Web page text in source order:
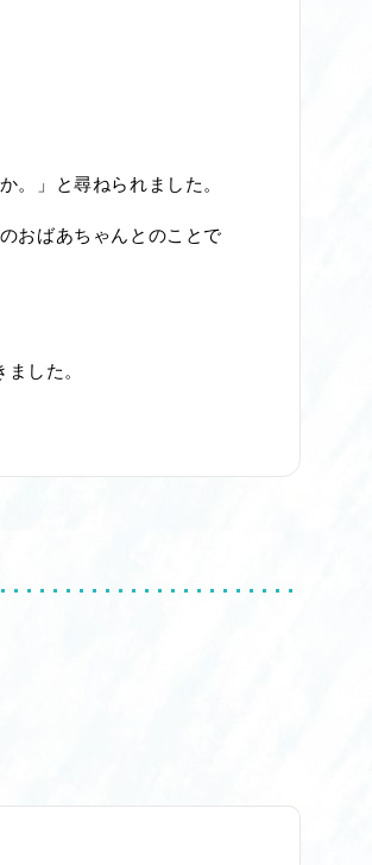
。」と尋ねられました。
おばあちゃんとのことで
した。